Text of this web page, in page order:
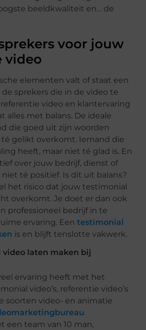
beeldkwaliteit en… de
voor jouw
video
elementen valt of staat een
sprekers die in de video te
referentie video en klantervaring
alles met balans. De ideale
die goed uit zijn woorden
gelikt overkomt. Iemand die
heeft, maar niet té glad is. En
over jouw bedrijf, dienst of
niet té positief. Is dit uit balans?
het risico dat jouw testimonial
overkomt. Je doet er dan ook
professioneel bedrijf in te
ervaring. Eentestimonial
is en blijft tenslotte vakwerk.
video laten maken bij
ervaring heeft met het
video’s, referentie video’s
soorten video- en animatie
een team van 10 man,